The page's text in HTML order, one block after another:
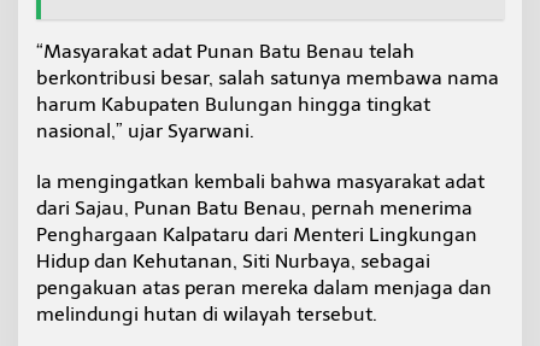
g
S
o
r
a
K
a
b
u
p
“Masyarakat adat Punan Batu Benau telah
berkontribusi besar, salah satunya membawa nama
harum Kabupaten Bulungan hingga tingkat
nasional,” ujar Syarwani.
Ia mengingatkan kembali bahwa masyarakat adat
dari Sajau, Punan Batu Benau, pernah menerima
Penghargaan Kalpataru dari Menteri Lingkungan
Hidup dan Kehutanan, Siti Nurbaya, sebagai
pengakuan atas peran mereka dalam menjaga dan
melindungi hutan di wilayah tersebut.